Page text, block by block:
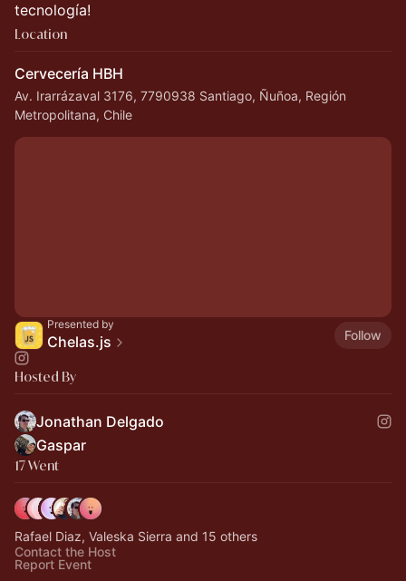
tecnología!
Location
Cervecería HBH
Av. Irarrázaval 3176, 7790938 Santiago, Ñuñoa, Región
Metropolitana, Chile
Presented by
Chelas.js Follow
Hosted By
Jonathan Delgado
Gaspar
17 Went
Rafael Diaz, Valeska Sierra and 15 others
Contact the Host
Report Event